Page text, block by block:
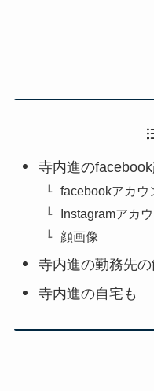
寺内進のfacebook
facebookアカウ
Instagramアカウ
顔画像
寺内進の勤務先
寺内進の自宅も